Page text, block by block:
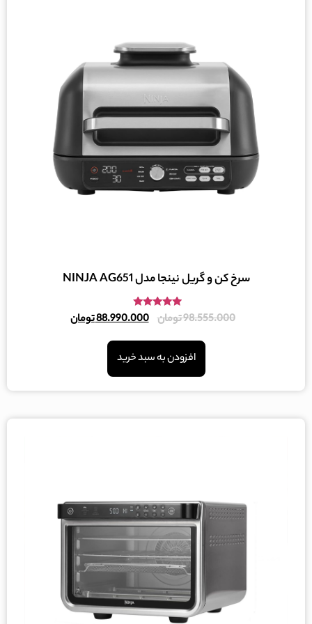
سرخ کن و گریل نینجا مدل NINJA AG651
امتیاز
5.00
98.555.000تومان 88.990.000تومان
افزودن به سبد خرید